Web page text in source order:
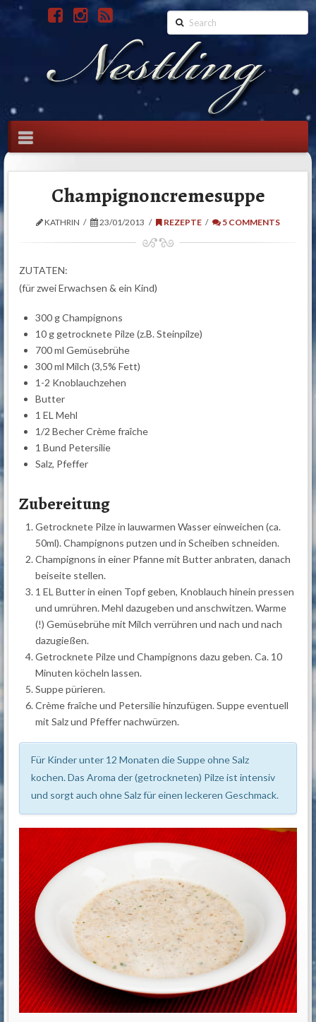
Search
Navigation
Champignoncremesuppe
KATHRIN 23/01/2013 REZEPTE 5 COMMENTS
ZUTATEN:
(für zwei Erwachsen & ein Kind)
300 g Champignons
10 g getrocknete Pilze (z.B. Steinpilze)
700 ml Gemüsebrühe
300 ml Milch (3,5% Fett)
1-2 Knoblauchzehen
Butter
1 EL Mehl
1/2 Becher Crème fraîche
1 Bund Petersilie
Salz, Pfeffer
Zubereitung
Getrocknete Pilze in lauwarmen Wasser einweichen (ca.
50ml). Champignons putzen und in Scheiben schneiden.
Champignons in einer Pfanne mit Butter anbraten, danach
beiseite stellen.
1 EL Butter in einen Topf geben, Knoblauch hinein pressen
und umrühren. Mehl dazugeben und anschwitzen. Warme
(!) Gemüsebrühe mit Milch verrühren und nach und nach
dazugießen.
Getrocknete Pilze und Champignons dazu geben. Ca. 10
Minuten köcheln lassen.
Suppe pürieren.
Crème fraîche und Petersilie hinzufügen. Suppe eventuell
mit Salz und Pfeffer nachwürzen.
Für Kinder unter 12 Monaten die Suppe ohne Salz
kochen. Das Aroma der (getrockneten) Pilze ist intensiv
und sorgt auch ohne Salz für einen leckeren Geschmack.